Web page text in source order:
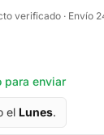
verificado · Envío
para enviar
el Lunes.